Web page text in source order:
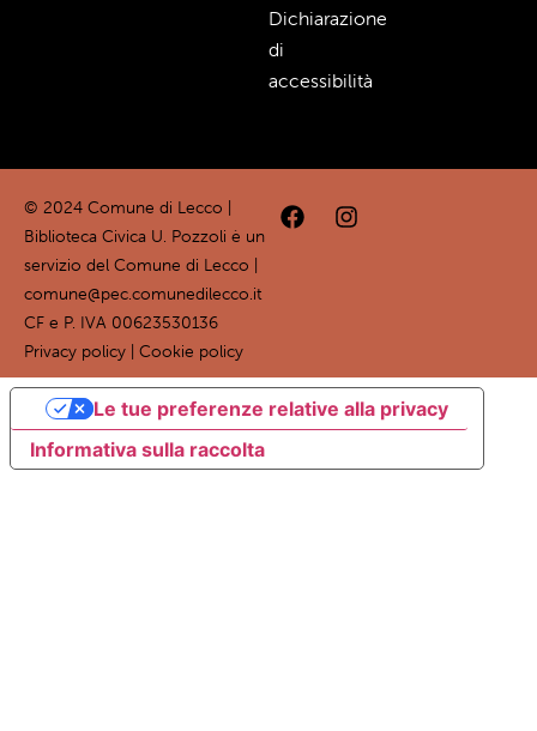
Dichiarazione
di
accessibilità
© 2024 Comune di Lecco |
Biblioteca Civica U. Pozzoli è un
servizio del Comune di Lecco |
comune@pec.comunedilecco.it
CF e P. IVA 00623530136
Privacy policy
Cookie policy
Informativa sulla raccolta
Le tue preferenze relative alla privacy